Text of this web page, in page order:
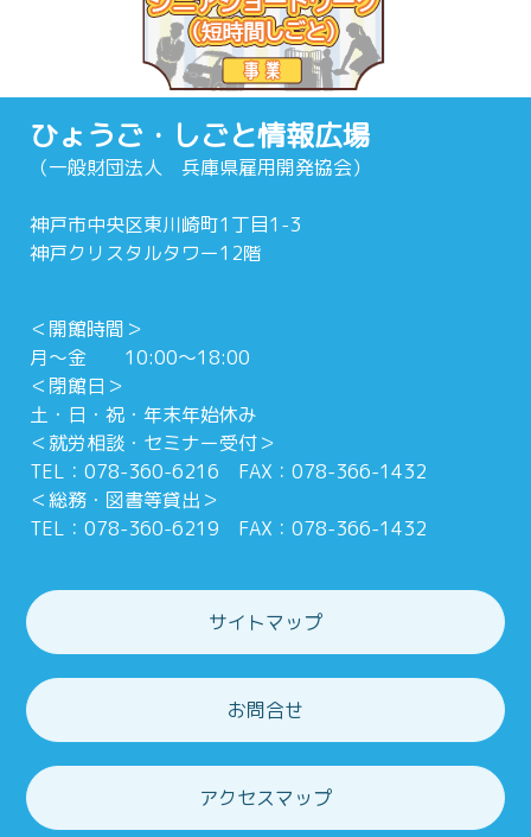
ひょうご・しごと情報広場
（一般財団法人 兵庫県雇用開発協会）
神戸市中央区東川崎町1丁目1-3
神戸クリスタルタワー12階
＜開館時間＞
月～金 10:00～18:00
＜閉館日＞
土・日・祝・年末年始休み
＜就労相談・セミナー受付＞
TEL：078-360-6216 FAX：078-366-1432
＜総務・図書等貸出＞
TEL：078-360-6219 FAX：078-366-1432
サイトマップ
お問合せ
アクセスマップ